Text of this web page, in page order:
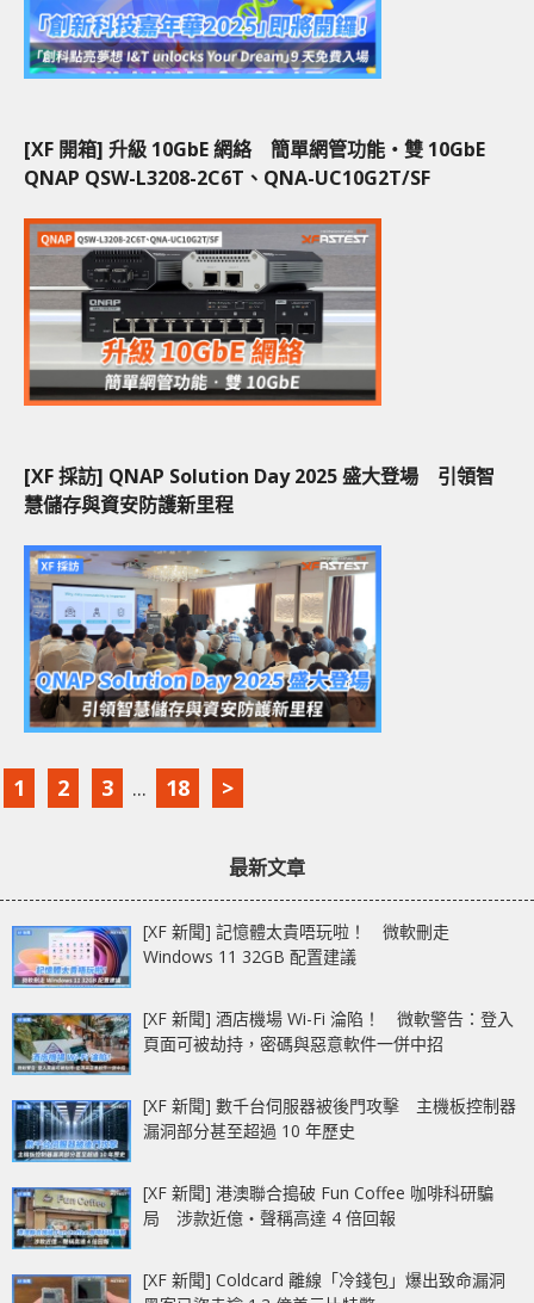
[XF 開箱] 升級 10GbE 網絡 簡單網管功能‧雙 10GbE
QNAP QSW-L3208-2C6T、QNA-UC10G2T/SF
[XF 採訪] QNAP Solution Day 2025 盛大登場 引領智
慧儲存與資安防護新里程
1 2 3 ... 18 >
最新文章
[XF 新聞] 記憶體太貴唔玩啦！ 微軟刪走
Windows 11 32GB 配置建議
[XF 新聞] 酒店機場 Wi-Fi 淪陷！ 微軟警告：登入
頁面可被劫持，密碼與惡意軟件一併中招
[XF 新聞] 數千台伺服器被後門攻擊 主機板控制器
漏洞部分甚至超過 10 年歷史
[XF 新聞] 港澳聯合搗破 Fun Coffee 咖啡科研騙
局 涉款近億‧聲稱高達 4 倍回報
[XF 新聞] Coldcard 離線「冷錢包」爆出致命漏洞